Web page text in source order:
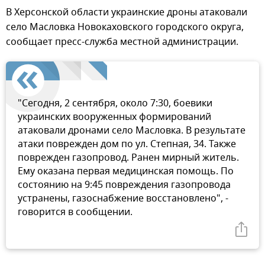
В Херсонской области украинские дроны атаковали
село Масловка Новокаховского городского округа,
сообщает пресс-служба местной администрации.
"Сегодня, 2 сентября, около 7:30, боевики
украинских вооруженных формирований
атаковали дронами село Масловка. В результате
атаки поврежден дом по ул. Степная, 34. Также
поврежден газопровод. Ранен мирный житель.
Ему оказана первая медицинская помощь. По
состоянию на 9:45 повреждения газопровода
устранены, газоснабжение восстановлено", -
говорится в сообщении.